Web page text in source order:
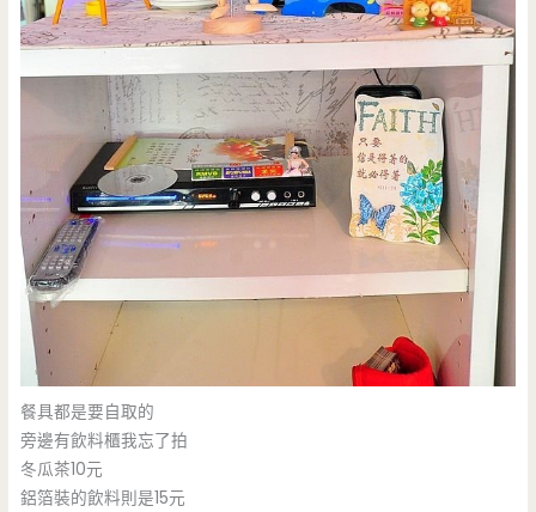
餐具都是要自取的
旁邊有飲料櫃我忘了拍
冬瓜茶10元
鋁箔裝的飲料則是15元